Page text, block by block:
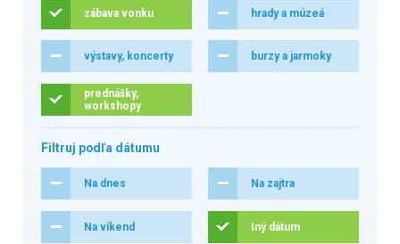
zábava vonku hrady a múzeá
výstavy, koncerty burzy a jarmoky
prednášky,
workshopy
Filtruj podľa dátumu
Na dnes Na zajtra
Na víkend Iný dátum